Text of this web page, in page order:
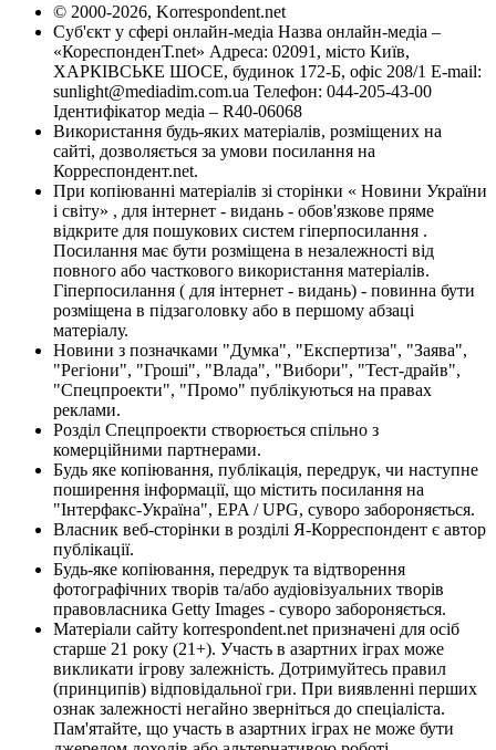
© 2000-2026, Korrespondent.net
Суб'єкт у сфері онлайн-медіа Назва онлайн-медіа –
«КореспонденТ.net» Адреса: 02091, місто Київ,
ХАРКІВСЬКЕ ШОСЕ, будинок 172-Б, офіс 208/1 E-mail:
sunlight@mediadim.com.ua Телефон: 044-205-43-00
Ідентифікатор медіа – R40-06068
Використання будь-яких матеріалів, розміщених на
сайті, дозволяється за умови посилання на
Корреспондент.net.
При копіюванні матеріалів зі сторінки « Новини України
і світу» , для інтернет - видань - обов'язкове пряме
відкрите для пошукових систем гіперпосилання .
Посилання має бути розміщена в незалежності від
повного або часткового використання матеріалів.
Гіперпосилання ( для інтернет - видань) - повинна бути
розміщена в підзаголовку або в першому абзаці
матеріалу.
Новини з позначками "Думка", "Експертиза", "Заява",
"Регіони", "Гроші", "Влада", "Вибори", "Тест-драйв",
"Спецпроекти", "Промо" публікуються на правах
реклами.
Розділ Спецпроекти створюється спільно з
комерційними партнерами.
Будь яке копіювання, публікація, передрук, чи наступне
поширення інформації, що містить посилання на
"Інтерфакс-Україна", EPA / UPG, суворо забороняється.
Власник веб-сторінки в розділі Я-Корреспондент є автор
публікації.
Будь-яке копіювання, передрук та відтворення
фотографічних творів та/або аудіовізуальних творів
правовласника Getty Images - суворо забороняється.
Матеріали сайту korrespondent.net призначені для осіб
старше 21 року (21+). Участь в азартних іграх може
викликати ігрову залежність. Дотримуйтесь правил
(принципів) відповідальної гри. При виявленні перших
ознак залежності негайно зверніться до спеціаліста.
Пам'ятайте, що участь в азартних іграх не може бути